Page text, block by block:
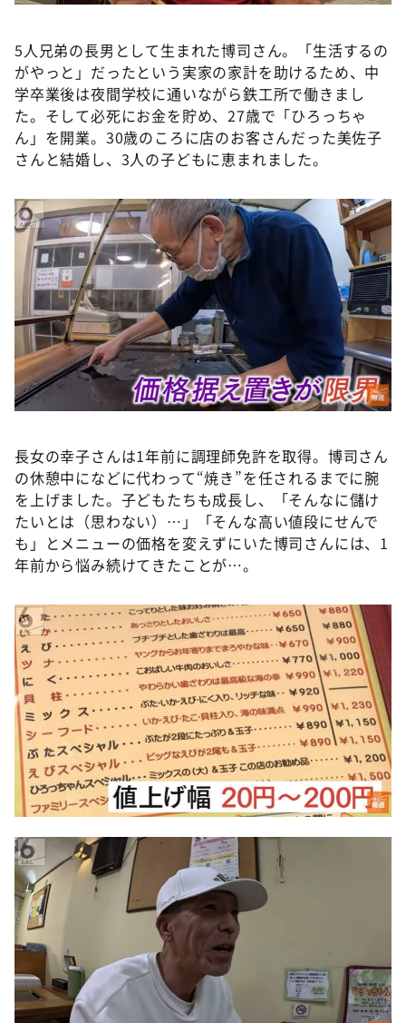
5人兄弟の長男として生まれた博司さん。「生活するの
がやっと」だったという実家の家計を助けるため、中
学卒業後は夜間学校に通いながら鉄工所で働きまし
た。そして必死にお金を貯め、27歳で「ひろっちゃ
ん」を開業。30歳のころに店のお客さんだった美佐子
さんと結婚し、3人の子どもに恵まれました。
長女の幸子さんは1年前に調理師免許を取得。博司さん
の休憩中になどに代わって“焼き”を任されるまでに腕
を上げました。子どもたちも成長し、「そんなに儲け
たいとは（思わない）…」「そんな高い値段にせんで
も」とメニューの価格を変えずにいた博司さんには、1
年前から悩み続けてきたことが…。